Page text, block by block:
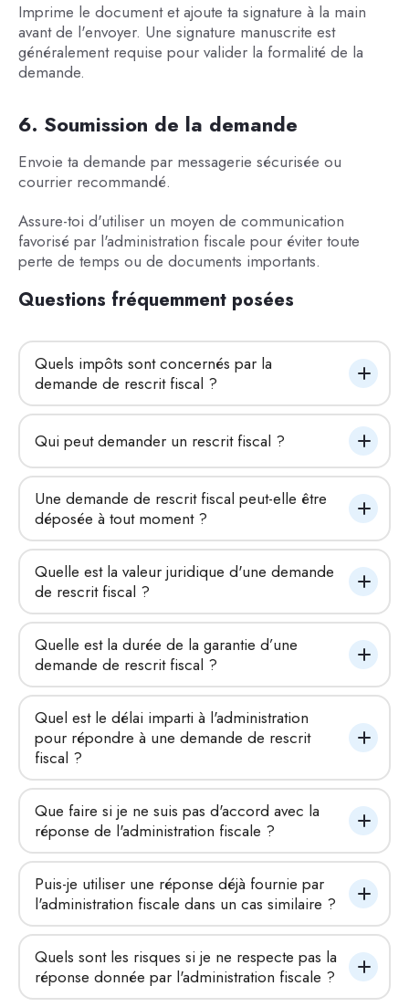
Imprime le document et ajoute ta signature à la main
avant de l'envoyer. Une signature manuscrite est
généralement requise pour valider la formalité de la
demande.
6. Soumission de la demande
Envoie ta demande par messagerie sécurisée ou
courrier recommandé.
Assure-toi d'utiliser un moyen de communication
favorisé par l'administration fiscale pour éviter toute
perte de temps ou de documents importants.
Questions fréquemment posées
Quels impôts sont concernés par la
demande de rescrit fiscal ?
Qui peut demander un rescrit fiscal ?
Une demande de rescrit fiscal peut-elle être
déposée à tout moment ?
Quelle est la valeur juridique d'une demande
de rescrit fiscal ?
Quelle est la durée de la garantie d’une
demande de rescrit fiscal ?
Quel est le délai imparti à l'administration
pour répondre à une demande de rescrit
fiscal ?
Que faire si je ne suis pas d'accord avec la
réponse de l'administration fiscale ?
Puis-je utiliser une réponse déjà fournie par
l'administration fiscale dans un cas similaire ?
Quels sont les risques si je ne respecte pas la
réponse donnée par l'administration fiscale ?